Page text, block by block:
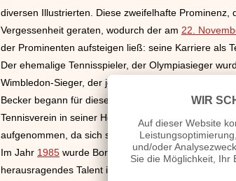
diversen Illustrierten. Diese zweifelhafte
Vergessenheit geraten, wodurch der am 22.
der Prominenten aufsteigen ließ: seine Karriere als
Der ehemalige Tennisspieler, der Olympiasieger
Wimbledon-Sieger, der jemals ein Tennisturnier
Becker begann für diese Auszeichnungen bereits
Tennisverein in seiner Heimatstadt Leimen bei.
aufgenommen, da sich sein sportliches Talent
Im Jahr 1985 wurde Boris Becker
herausragendes Talent im Wimbledon, als er als